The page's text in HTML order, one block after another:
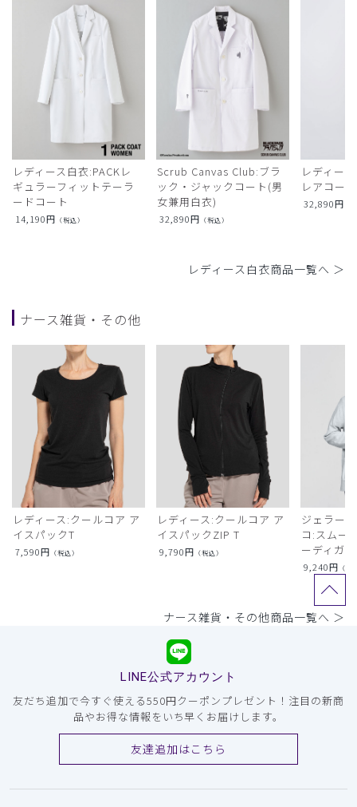
レディース白衣:PACKレ
ギュラーフィットテーラ
ードコート
14,190円 （税込）
Scrub Canvas Club:ブラ
ック・ジャックコート(男
女兼用白衣)
32,890円 （税込）
レディー
レアコート
32,890円
レディース白衣商品一覧へ ＞
ナース雑貨・その他
レディース:クールコア ア
イスパックT
7,590円 （税込）
レディース:クールコア ア
イスパックZIP T
9,790円 （税込）
ジェラー
コ:スムー
ーディガン
9,240円 （税
ナース雑貨・その他商品一覧へ ＞
LINE公式アカウント
友だち追加で今すぐ使える550円クーポンプレゼント！注目の新商
品やお得な情報をいち早くお届けします。
友達追加はこちら